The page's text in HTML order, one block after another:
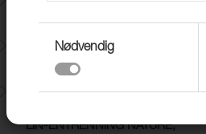
LIN-ENTRENNING NATURE,
Nødvendig